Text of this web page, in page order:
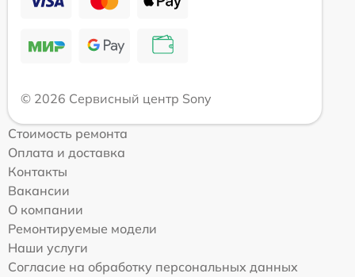
© 2026 Сервисный центр Sony
Стоимость ремонта
Оплата и доставка
Контакты
Вакансии
О компании
Ремонтируемые модели
Наши услуги
Согласие на обработку персональных данных